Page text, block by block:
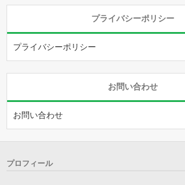
プライバシーポリシー
プライバシーポリシー
お問い合わせ
お問い合わせ
プロフィール